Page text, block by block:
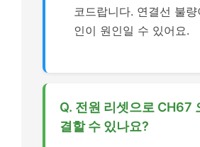
코드랍니다. 연결선 불
인이 원인일 수 있어요.
Q. 전원 리셋으로 CH67
결할 수 있나요?